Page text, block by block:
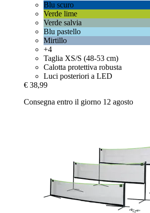
Blu scuro
Verde lime
Verde salvia
Blu pastello
Mirtillo
+4
Taglia XS/S (48-53 cm)
Calotta protettiva robusta
Luci posteriori a LED
€ 38,99
Consegna entro il giorno 12 agosto